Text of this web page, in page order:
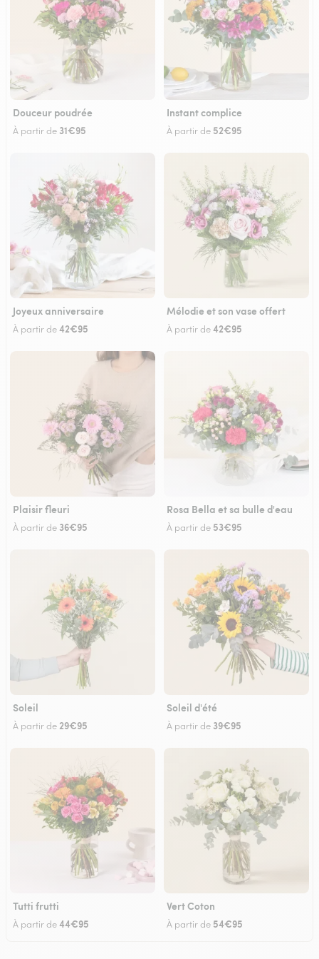
Douceur poudrée
À partir de 31€95
Instant complice
À partir de 52€95
Joyeux anniversaire
À partir de42€95
Mélodie et son vase offert
À partir de42€95
Plaisir fleuri
À partir de 36€95
Rosa Bella et sa bulle d'eau
À partir de 53€95
Soleil
À partir de 29€95
Soleil d'été
À partir de 39€95
Tutti frutti
À partir de44€95
Vert Coton
À partir de 54€95